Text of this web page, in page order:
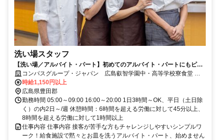
洗い場スタッフ
【洗い場／アルバイト・パート】初めてのアルバイト・パートにもピッ
タリ！未経験歓迎♪
コンパスグループ・ジャパン 広島叡智学園中・高等学校寮食堂
21416_p
時給1,150円以上
広島県豊田郡
勤務時間 05:00～09:00 16:00～20:00 1日3時間～OK、平日（土日除
く）の内2日～/週 休憩時間：6時間を超える労働に対して45分以上、
8時間を超える労働に対して1時間以上
仕事内容 仕事内容 接客が苦手な方もチャレンジしやすいシンプルワ
ーク！給食施設で黙々とお皿を洗うアルバイト・パート、始めません